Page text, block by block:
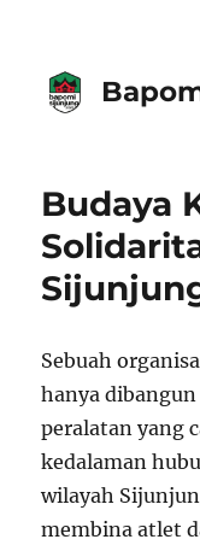
Budaya
Sebuah
hanya
peralatan yang
kedalaman
wilayah
membina atlet